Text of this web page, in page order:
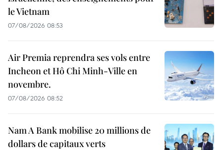
le Vietnam
07/08/2026 08:53
Air Premia reprendra ses vols entre
Incheon et Hô Chi Minh-Ville en
novembre.
07/08/2026 08:52
Nam A Bank mobilise 20 millions de
dollars de capitaux verts